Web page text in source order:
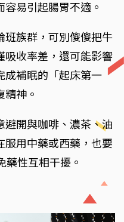
易引起腸胃不適。
班族群，可別傻傻把牛
吸收率差，還可能影響
成補眠的「起床第一
神。
避開與咖啡、濃茶、油
服用中藥或西藥，也要
藥性互相干擾。